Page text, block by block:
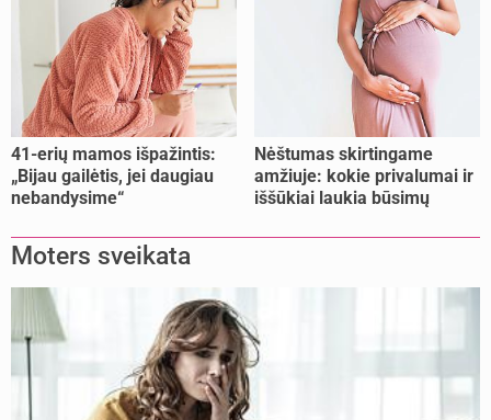
41-erių mamos išpažintis:
„Bijau gailėtis, jei daugiau
nebandysime“
Nėštumas skirtingame
amžiuje: kokie privalumai ir
iššūkiai laukia būsimų
Moters sveikata